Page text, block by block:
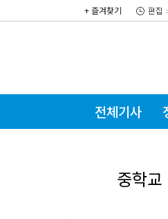
+ 즐겨찾기
전체기사
중학교